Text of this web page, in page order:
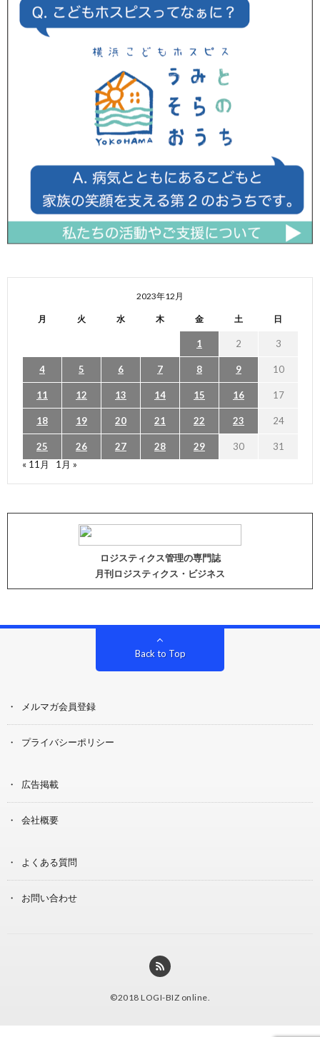
2023年12月
月 火 水 木 金 土 日
1 2 3
4 5 6 7 8 9 10
11 12 13 14 15 16 17
18 19 20 21 22 23 24
25 26 27 28 29 30
31
« 11月
1月 »
ロジスティクス管理の専門誌
月刊ロジスティクス・ビジネス
Back to Top
メルマガ会員登録
プライバシーポリシー
広告掲載
会社概要
よくある質問
お問い合わせ
©2018 LOGI-BIZ online.